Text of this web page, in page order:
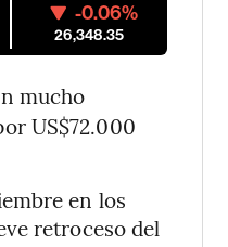
-0.06%
26,348.35
mucho
US$72.000
en los
retroceso del